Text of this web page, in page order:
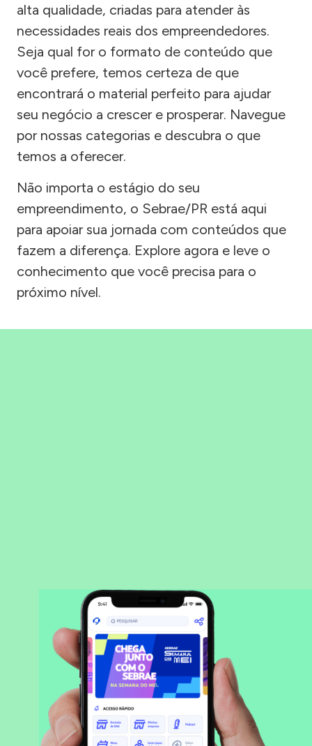
alta qualidade, criadas para atender às
necessidades reais dos empreendedores.
Seja qual for o formato de conteúdo que
você prefere, temos certeza de que
encontrará o material perfeito para ajudar
seu negócio a crescer e prosperar. Navegue
por nossas categorias e descubra o que
temos a oferecer.
Não importa o estágio do seu
empreendimento, o Sebrae/PR está aqui
para apoiar sua jornada com conteúdos que
fazem a diferença. Explore agora e leve o
conhecimento que você precisa para o
próximo nível.